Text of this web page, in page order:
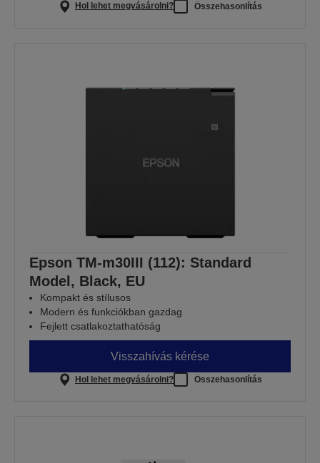
Hol lehet megvásárolni? Összehasonlítás
Epson TM-m30III (112): Standard
Model, Black, EU
Kompakt és stílusos
Modern és funkciókban gazdag
Fejlett csatlakoztathatóság
Visszahívás kérése
Hol lehet megvásárolni? Összehasonlítás